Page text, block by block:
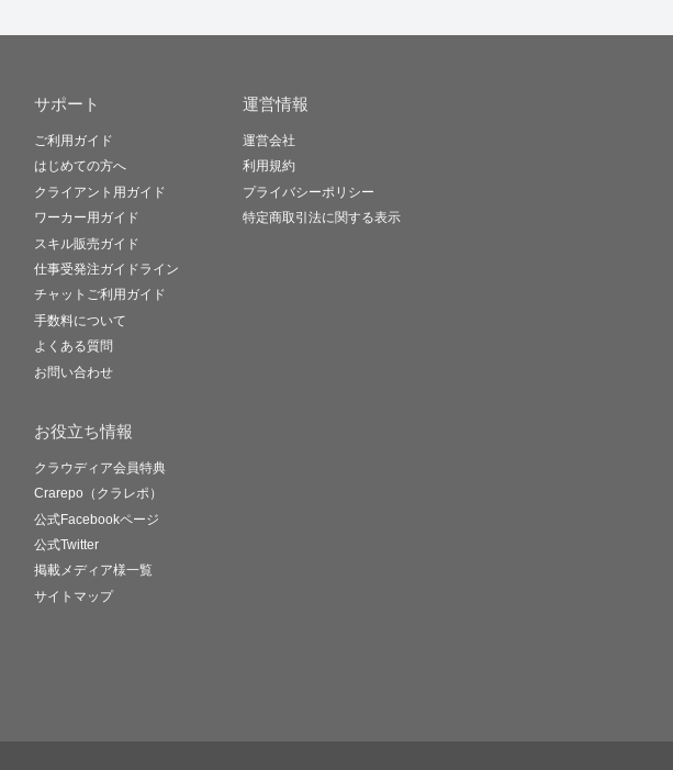
サポート
ご利用ガイド
はじめての方へ
クライアント用ガイド
ワーカー用ガイド
スキル販売ガイド
仕事受発注ガイドライン
チャットご利用ガイド
手数料について
よくある質問
お問い合わせ
お役立ち情報
クラウディア会員特典
Crarepo（クラレポ）
公式Facebookページ
公式Twitter
掲載メディア様一覧
サイトマップ
運営情報
運営会社
利用規約
プライバシーポリシー
特定商取引法に関する表示